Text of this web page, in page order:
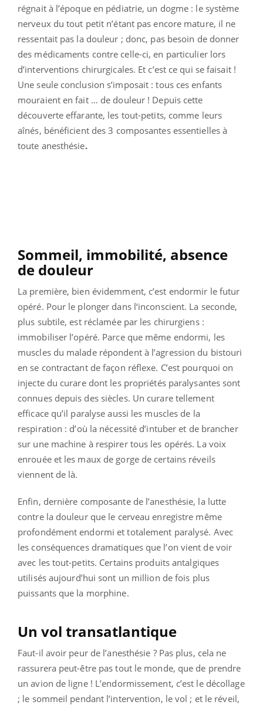
régnait à l’époque en pédiatrie, un dogme : le système
nerveux du tout petit n’étant pas encore mature, il ne
ressentait pas la douleur ; donc, pas besoin de donner
des médicaments contre celle-ci, en particulier lors
d’interventions chirurgicales. Et c’est ce qui se faisait !
Une seule conclusion s’imposait : tous ces enfants
mouraient en fait … de douleur ! Depuis cette
découverte effarante, les tout-petits, comme leurs
aînés, bénéficient des 3 composantes essentielles à
toute anesthésie.
Sommeil, immobilité, absence
de douleur
La première, bien évidemment, c’est endormir le futur
opéré. Pour le plonger dans l‘inconscient. La seconde,
plus subtile, est réclamée par les chirurgiens :
immobiliser l’opéré. Parce que même endormi, les
muscles du malade répondent à l’agression du bistouri
en se contractant de façon réflexe. C’est pourquoi on
injecte du curare dont les propriétés paralysantes sont
connues depuis des siècles. Un curare tellement
efficace qu’il paralyse aussi les muscles de la
respiration : d’où la nécessité d’intuber et de brancher
sur une machine à respirer tous les opérés. La voix
enrouée et les maux de gorge de certains réveils
viennent de là.
Enfin, dernière composante de l’anesthésie, la lutte
contre la douleur que le cerveau enregistre même
profondément endormi et totalement paralysé. Avec
les conséquences dramatiques que l’on vient de voir
avec les tout-petits. Certains produits antalgiques
utilisés aujourd’hui sont un million de fois plus
puissants que la morphine.
Un vol transatlantique
Faut-il avoir peur de l’anesthésie ? Pas plus, cela ne
rassurera peut-être pas tout le monde, que de prendre
un avion de ligne ! L’endormissement, c’est le décollage
; le sommeil pendant l’intervention, le vol ; et le réveil,